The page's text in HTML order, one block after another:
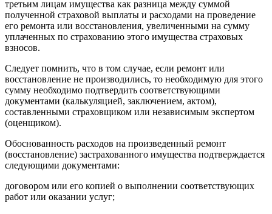
третьим лицам имущества как разница между суммой
полученной страховой выплаты и расходами на проведение
его ремонта или восстановления, увеличенными на сумму
уплаченных по страхованию этого имущества страховых
взносов.
Следует помнить, что в том случае, если ремонт или
восстановление не производились, то необходимую для этого
сумму необходимо подтвердить соответствующими
документами (калькуляцией, заключением, актом),
составленными страховщиком или независимым экспертом
(оценщиком).
Обоснованность расходов на произведенный ремонт
(восстановление) застрахованного имущества подтверждается
следующими документами:
договором или его копией о выполнении соответствующих
работ или оказании услуг;